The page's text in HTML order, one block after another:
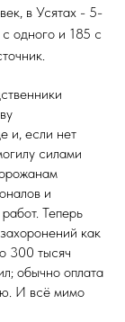
в Усятах - 5-
одного и 185 с
и, если нет
силами
и
Теперь
как
300 тысяч
обычно оплата
И всё мимо